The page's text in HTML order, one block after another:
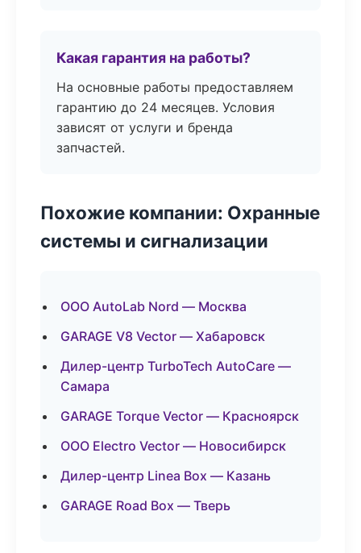
Какая гарантия на работы?
На основные работы предоставляем
гарантию до 24 месяцев. Условия
зависят от услуги и бренда
запчастей.
Похожие компании: Охранные
системы и сигнализации
ООО AutoLab Nord — Москва
GARAGE V8 Vector — Хабаровск
Дилер-центр TurboTech AutoCare —
Самара
GARAGE Torque Vector — Красноярск
ООО Electro Vector — Новосибирск
Дилер-центр Linea Box — Казань
GARAGE Road Box — Тверь